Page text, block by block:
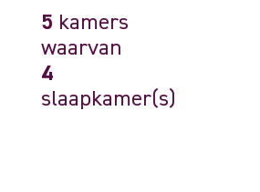
5 kamers
waarvan
4
slaapkamer(s)